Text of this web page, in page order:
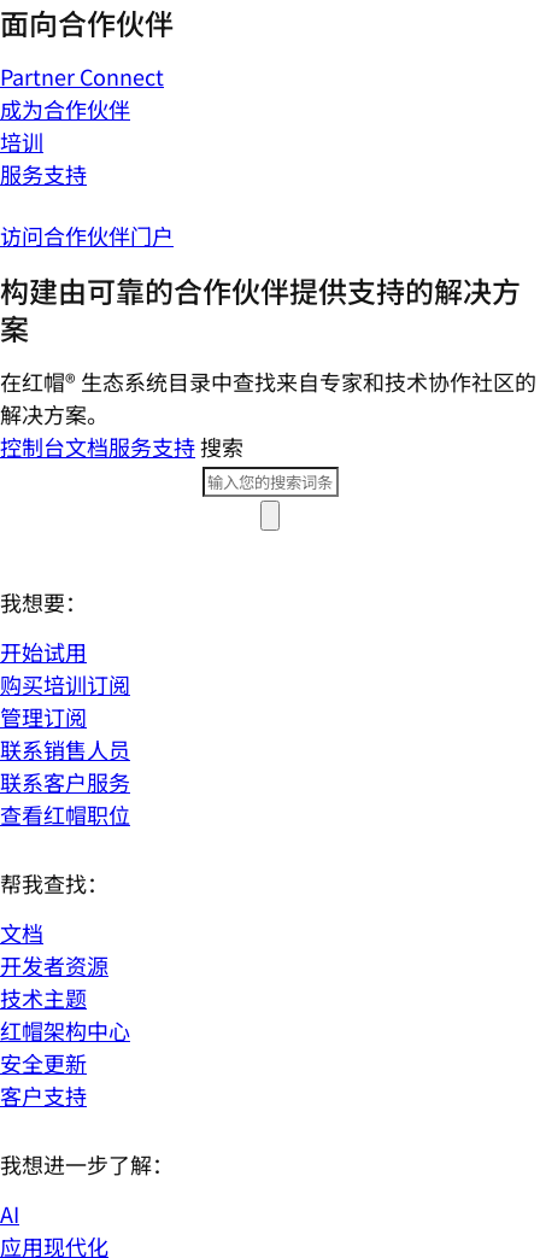
面向合作伙伴
Partner Connect
成为合作伙伴
培训
服务支持
访问合作伙伴门户
构建由可靠的合作伙伴提供支持的解决方
案
在红帽® 生态系统目录中查找来自专家和技术协作社区的
解决方案。
控制台文档服务支持搜索
我想要：
开始试用
购买培训订阅
管理订阅
联系销售人员
联系客户服务
查看红帽职位
帮我查找：
文档
开发者资源
技术主题
红帽架构中心
安全更新
客户支持
我想进一步了解：
AI
应用现代化